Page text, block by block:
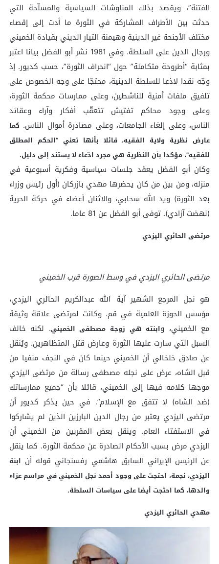
الفتنة”، ويقصد بذلك المناوشات السياسية والمسلّحة التي
حدثت بين الأطراف المشاركة في الثورة ما أدت إلى إقصاء
مختلف الأجنحة غير الدينية وهيمنة التيار الديني بقيادة الخميني
ورجال الدين على السلطة. وفي 1981 نشر أبو الفضل بيانا اعتبر
بمثابة “أطروحة متكاملة” حول “انحراف الثورة”، حسب كديور. إذ
وجّه نقدا لاذعا للسلطة الدينية، محتجّا على وجه الخصوص على
تلفيق ملفات أمنية للناشطين، وعلى ممارسات محكمة الثورة،
وعلى وجود محاكم تفتيش تتعقّب أفكار وآراء وعقائد
الناس، وعلى إلغاء الجامعات، وعلى مصادرة أموال الناس. كما
عارض نظرية ولاية الفقيه، قائلا بأنها تعني “الحكم المطلق
للفقيه”، مؤكدا بأن النظرية هي مجرد ادّعاء لا يستند إلى دليل.
وكان أبو الفضل يعقد جلسات سياسية وفكرية أسبوعية في
منزله، ومن بين من كان يحضرها مهدي بازركان (أول رئيس وزراء
بعد الثورة) ويد الله سحابي، والاثنان أعضاء في حركة الحرية
(نهضت آزادي). توفى أبو الفضل عن 81 عاما.
مرتضى الحائري اليزدي
مرتضى الحائري اليزدي في وسط الصورة قرب الخميني
هو نجل المرجع الشهير آية الله عبدالكريم الحائري اليزدي،
مؤسس الحوزة العلمية في قم. وكانت لمرتضى علاقة وثيقة
مع الخميني، وابنته هي زوجة مصطفى الخميني. لكنه خالف
السبل التي سارت عليها الثورة وعارض قتل المتظاهرين. ويُنقل
عن صادق خلخالي أن الخميني حينما كان في النجف منفيا من
قبل الشاه، عرض على نجله مصطفى رسالة من مرتضى اليزدي
موجها كلامه فيها إلى الخميني، قائلا بأن “جميع ممارساتك
(ضد الشاه) لا تتفق مع الإسلام”. في حين يذكر كديور أن
مرتضى اليزدي يعتبر من رجال الدين البارزين الذين لم يشاركوا
في الاستفتاء العام. وينقل بعض المقربين من الخميني أن
اليزدي مرض بسبب الأحكام الصادرة عن محكمة الثورة. كما ينقل
عن الرئيس الإيراني السابق هاشمي رفسنجاني قوله أن ابنة
اليزدي، نجمة، احتجت على وجود أحمد نجل الخميني في مراسم عزاء
والدها، كما احتجت أيضا على سياسات السلطة.
مهدي الحائري اليزدي